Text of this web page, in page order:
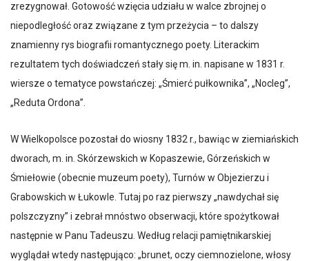
zrezygnował. Gotowość wzięcia udziału w walce zbrojnej o
niepodległość oraz związane z tym przeżycia – to dalszy
znamienny rys biografii romantycznego poety. Literackim
rezultatem tych doświadczeń stały się m. in. napisane w 1831 r.
wiersze o tematyce powstańczej: „Śmierć pułkownika”, „Nocleg”,
„Reduta Ordona”.
W Wielkopolsce pozostał do wiosny 1832 r., bawiąc w ziemiańskich
dworach, m. in. Skórzewskich w Kopaszewie, Górzeńskich w
Śmiełowie (obecnie muzeum poety), Turnów w Objezierzu i
Grabowskich w Łukowle. Tutaj po raz pierwszy „nawdychał się
polszczyzny” i zebrał mnóstwo obserwacji, które spożytkował
następnie w Panu Tadeuszu. Według relacji pamiętnikarskiej
wyglądał wtedy następująco: „brunet, oczy ciemnozielone, włosy